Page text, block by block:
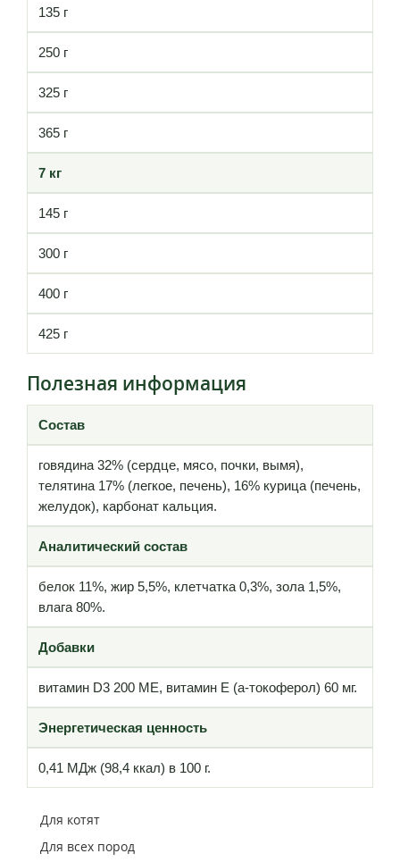
135 г
250 г
325 г
365 г
7 кг
145 г
300 г
400 г
425 г
Полезная информация
Состав
говядина 32% (сердце, мясо, почки, вымя),
телятина 17% (легкoе, печень), 16% курица (печень,
желудок), карбонат кальция.
Аналитический состав
белок 11%, жир 5,5%, клетчатка 0,3%, зола 1,5%,
влага 80%.
Добавки
витамин D3 200 МЕ, витамин Е (a-токоферол) 60 мг.
Энергетическая ценность
0,41 МДж (98,4 ккал) в 100 г.
Для котят
Для всех пород